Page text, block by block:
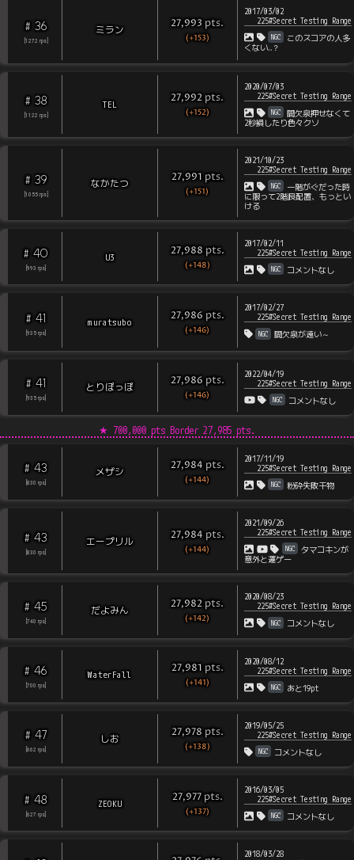
# 36
1272 rps
ミラン 27,993 pts.
(+153)
2017/03/02
225#Secret Testing Range
NGC
このスコアの人多
くない…？
# 38
1122 rps
TEL 27,992 pts.
(+152)
2020/07/03
225#Secret Testing Range
NGC
間欠泉押せなくて
2秒損したり色々クソ
# 39
1055 rps
なかたつ 27,991 pts.
(+151)
2021/10/23
225#Secret Testing Range
NGC
一階がぐだった時
に限って2階良配置、もっとい
ける
# 40
[993 rps
U3 27,988 pts.
(+148)
2017/02/11
225#Secret Testing Range
NGC コメントなし
# 41
[935 rps
muratsubo 27,986 pts.
(+146)
2017/02/27
225#Secret Testing Range
NGC 間欠泉が遠い～
# 41
[935 rps
とりぽっぽ 27,986 pts.
(+146)
2022/04/19
225#Secret Testing Range
NGC コメントなし
★ 700,000 pts Border 27,985 pts.
# 43
[830 rps
メザシ 27,984 pts.
(+144)
2017/11/19
225#Secret Testing Range
NGC 粉砕失敗干物
# 43
[830 rps
エープリル 27,984 pts.
(+144)
2021/09/26
225#Secret Testing Range
NGC
タマコキンが
意外と運ゲー
# 45
[740 rps
だよみん 27,982 pts.
(+142)
2020/08/23
225#Secret Testing Range
NGC コメントなし
# 46
[700 rps
WaterFall 27,981 pts.
(+141)
2020/08/12
225#Secret Testing Range
NGC あと19pt
# 47
[662 rps
しお 27,978 pts.
(+138)
2019/05/25
225#Secret Testing Range
NGC コメントなし
# 48
[627 rps
ZEOKU 27,977 pts.
(+137)
2016/03/05
225#Secret Testing Range
NGC コメントなし
2018/03/28